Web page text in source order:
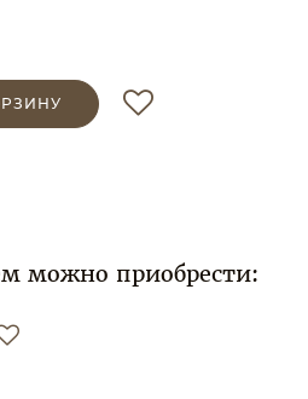
можно приобрести: